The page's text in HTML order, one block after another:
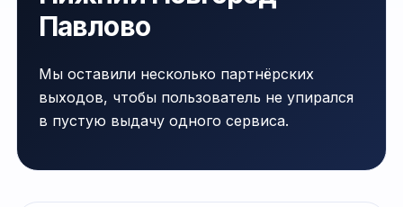
Павлово
Мы оставили несколько партнёрских
выходов, чтобы пользователь не упирался
в пустую выдачу одного сервиса.